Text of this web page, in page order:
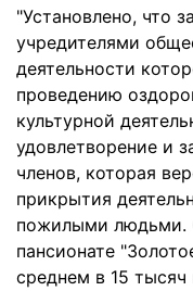
"Установлено, что
учредителями
деятельности
проведению
культурной
удовлетворение и
членов, которая
прикрытия
пожилыми людьми.
пансионате
среднем в 15